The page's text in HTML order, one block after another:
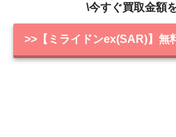
\今すぐ買取金額
>>【ミライドンex(SAR)】無